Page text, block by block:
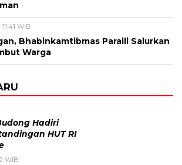
WIB
Bhabinkamtibmas Paraili Salurkan
Warga
Hadiri
HUT RI
WIB